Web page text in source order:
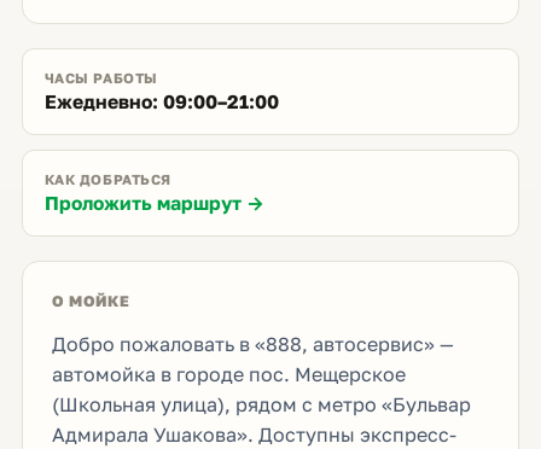
ЧАСЫ РАБОТЫ
Ежедневно: 09:00–21:00
КАК ДОБРАТЬСЯ
Проложить маршрут →
О МОЙКЕ
Добро пожаловать в «888, автосервис» —
автомойка в городе пос. Мещерское
(Школьная улица), рядом с метро «Бульвар
Адмирала Ушакова». Доступны экспресс-